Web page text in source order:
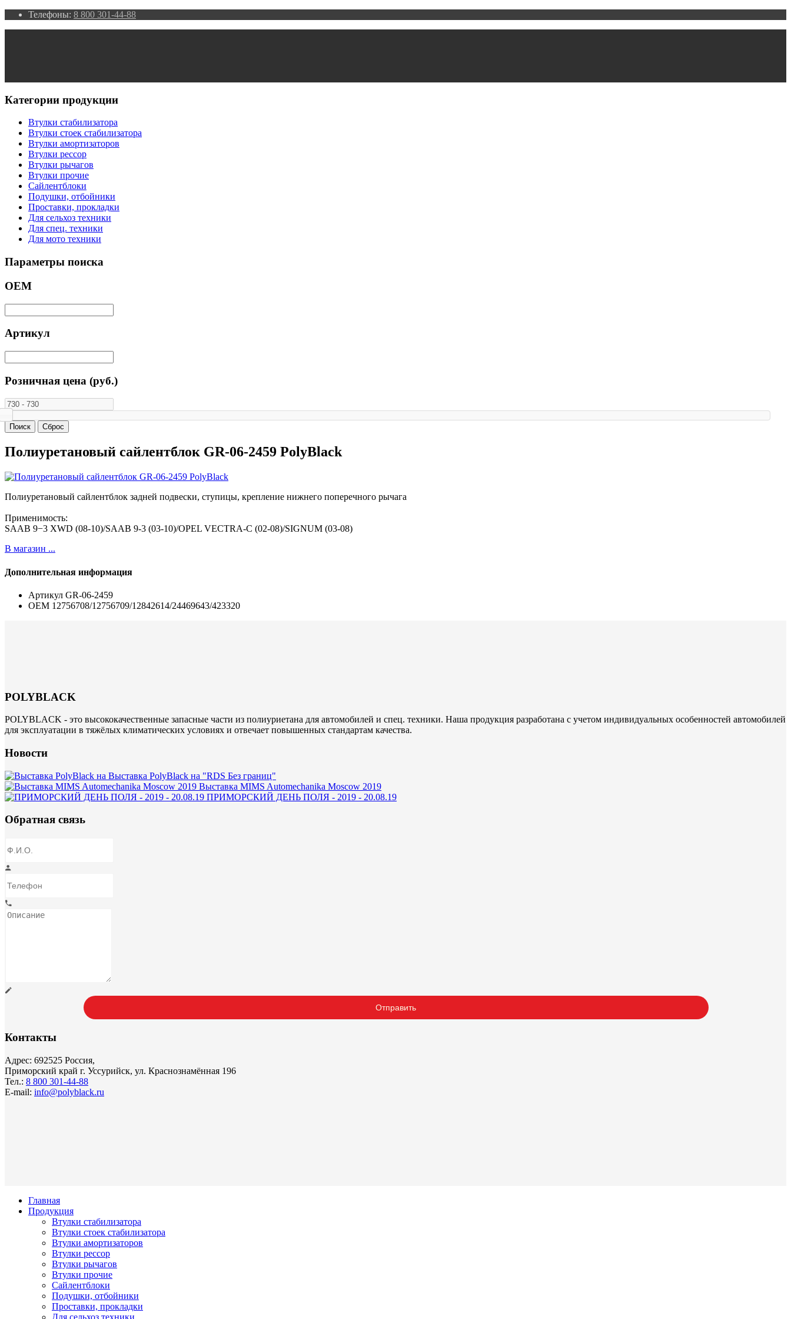
Телефоны: 8 800 301-44-88
Категории продукции
Втулки стабилизатора
Втулки стоек стабилизатора
Втулки амортизаторов
Втулки рессор
Втулки рычагов
Втулки прочие
Сайлентблоки
Подушки, отбойники
Проставки, прокладки
Для сельхоз техники
Для спец. техники
Для мото техники
Параметры поиска
ОЕМ
Артикул
Розничная цена (руб.)
Полиуретановый сайлентблок GR-06-2459 PolyBlack
Полиуретановый сайлентблок задней подвески, ступицы, крепление нижнего поперечного рычага
Применимость:
SAAB 9−3 XWD (08-10)/SAAB 9-3 (03-10)/OPEL VECTRA-C (02-08)/SIGNUM (03-08)
В магазин ...
Дополнительная информация
Артикул GR-06-2459
ОЕМ 12756708/12756709/12842614/24469643/423320
POLYBLACK
POLYBLACK - это высококачественные запасные части из полиуриетана для автомобилей и спец. техники. Наша продукция разработана с учетом индивидуальных особенностей автомобилей
для эксплуатации в тяжёлых климатических условиях и отвечает повышенных стандартам качества.
Новости
Выставка PolyBlack на "RDS Без границ"
Выставка MIMS Automechanika Moscow 2019
ПРИМОРСКИЙ ДЕНЬ ПОЛЯ - 2019 - 20.08.19
Обратная связь
Контакты
Адрес: 692525 Россия,
Приморский край г. Уссурийск, ул. Краснознамённая 196
Тел.: 8 800 301-44-88
E-mail: info@polyblack.ru
Главная
Продукция
Втулки стабилизатора
Втулки стоек стабилизатора
Втулки амортизаторов
Втулки рессор
Втулки рычагов
Втулки прочие
Сайлентблоки
Подушки, отбойники
Проставки, прокладки
Для сельхоз техники